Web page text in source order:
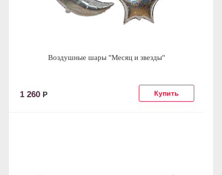
Воздушные шары "Месяц и звезды"
1 260 Р